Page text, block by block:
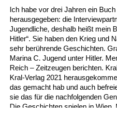
Ich habe vor drei Jahren ein
herausgegeben: die
Jugendliche, deshalb heißt mein
Hitler“. Sie haben den Krieg und
sehr berührende Geschichten.
Marina C. Jugend unter Hitler.
Reich – Zeitzeugen berichten.
Kral-Verlag 2021
das gemacht hab und auch
sie das für die nachfolgenden
Die Geschichten spielen in Wien,